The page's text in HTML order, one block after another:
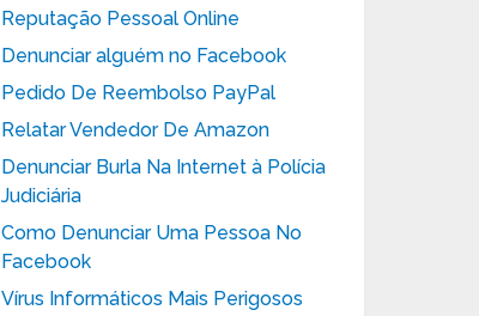
Reputação Pessoal Online
Denunciar alguém no Facebook
Pedido De Reembolso PayPal
Relatar Vendedor De Amazon
Denunciar Burla Na Internet à Polícia
Judiciária
Como Denunciar Uma Pessoa No
Facebook
Vírus Informáticos Mais Perigosos